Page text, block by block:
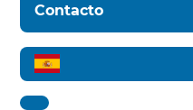
Contacto